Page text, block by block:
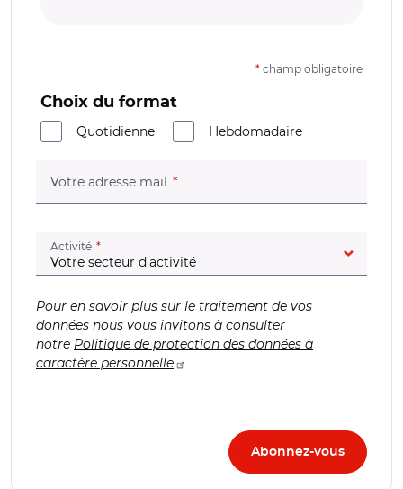
* champ obligatoire
Choix du format
Quotidienne
Hebdomadaire
Votre adresse mail (champ obligatoire)
Activité (champ obligatoire)
Pour en savoir plus sur le traitement de vos
données nous vous invitons à consulter
notre Politique de protection des données à
caractère personnelle